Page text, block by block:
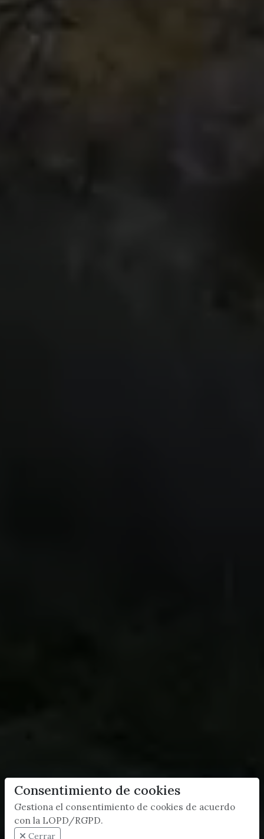
Consentimiento de cookies
Gestiona el consentimiento de cookies de acuerdo
con la LOPD/RGPD.
Cerrar